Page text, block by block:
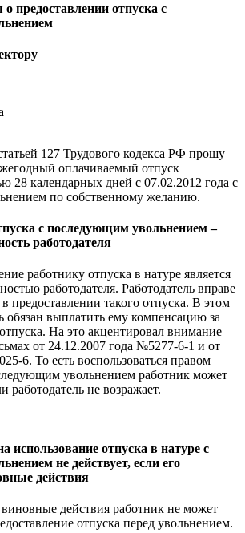
о предоставлении отпуска с
127 Трудового кодекса РФ прошу
оплачиваемый отпуск
28 календарных дней с 07.02.2012 года с
по собственному желанию.
с последующим увольнением –
работодателя
работнику отпуска в натуре является
работодателя. Работодатель вправе
в предоставлении такого отпуска. В этом
обязан выплатить ему компенсацию за
На это акцентировал внимание
от 24.12.2007 года №5277-6-1 и от
6. То есть воспользоваться правом
увольнением работник может
работодатель не возражает.
использование отпуска в натуре с
не действует, если его
действия
действия работник не может
отпуска перед увольнением.